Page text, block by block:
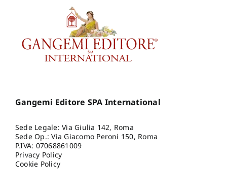
Gangemi Editore SPA International
Sede Legale: Via Giulia 142, Roma
Sede Op.: Via Giacomo Peroni 150, Roma
P.IVA: 07068861009
Privacy Policy
Cookie Policy